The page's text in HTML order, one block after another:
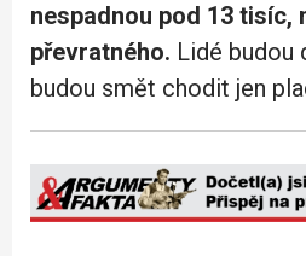
nespadnou pod 13 tisíc,
převratného. Lidé budou
budou smět chodit jen